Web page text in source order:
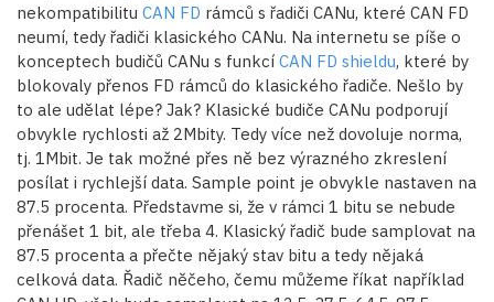
nekompatibilitu CAN FD rámců s řadiči CANu, které CAN FD
neumí, tedy řadiči klasického CANu. Na internetu se píše o
konceptech budičů CANu s funkcí CAN FD shieldu, které by
blokovaly přenos FD rámců do klasického řadiče. Nešlo by
to ale udělat lépe? Jak? Klasické budiče CANu podporují
obvykle rychlosti až 2Mbity. Tedy více než dovoluje norma,
tj. 1Mbit. Je tak možné přes ně bez výrazného zkreslení
posílat i rychlejší data. Sample point je obvykle nastaven na
87.5 procenta. Představme si, že v rámci 1 bitu se nebude
přenášet 1 bit, ale třeba 4. Klasický řadič bude samplovat na
87.5 procenta a přečte nějaký stav bitu a tedy nějaká
celková data. Řadič něčeho, čemu můžeme říkat například